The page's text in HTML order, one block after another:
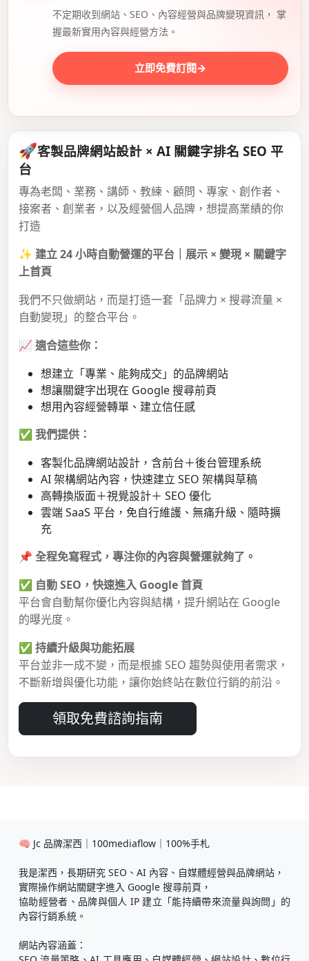
不定期收到網站、SEO、內容經營與品牌變現資訊， 掌
握最新實用內容與經營方法。
立即免費訂閱→
🚀客製品牌網站設計 × AI 關鍵字排名 SEO 平
台
專為老闆、業務、講師、教練、顧問、專家、創作者、
接案者、創業者，以及經營個人品牌，想提高業績的你
打造
✨ 建立 24 小時自動營運的平台｜展示 × 變現 × 關鍵字
上首頁
我們不只做網站，而是打造一套「品牌力 × 搜尋流量 ×
自動變現」的整合平台。
📈 適合這些你：
想建立「專業、能夠成交」的品牌網站
想讓關鍵字出現在 Google 搜尋前頁
想用內容經營轉單、建立信任感
✅ 我們提供：
客製化品牌網站設計，含前台＋後台管理系統
AI 架構網站內容，快速建立 SEO 架構與草稿
高轉換版面＋視覺設計＋ SEO 優化
雲端 SaaS 平台，免自行維護、無痛升級、隨時擴
充
📌 全程免寫程式，專注你的內容與營運就夠了。
✅ 自動 SEO，快速進入 Google 首頁
平台會自動幫你優化內容與結構，提升網站在 Google
的曝光度。
✅ 持續升級與功能拓展
平台並非一成不變，而是根據 SEO 趨勢與使用者需求，
不斷新增與優化功能，讓你始終站在數位行銷的前沿。
領取免費諮詢指南
🧠 Jc 品牌潔西｜100mediaflow｜100%手札
我是潔西，長期研究 SEO、AI 內容、自媒體經營與品牌網站，
實際操作網站關鍵字進入 Google 搜尋前頁，
協助經營者、品牌與個人 IP 建立「能持續帶來流量與詢問」的
內容行銷系統。
網站內容涵蓋：